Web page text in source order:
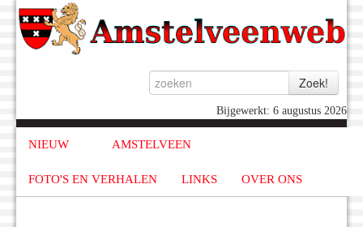
Bijgewerkt: 6 augustus 2026
NIEUW AMSTELVEEN
FOTO'S EN VERHALEN LINKS OVER ONS